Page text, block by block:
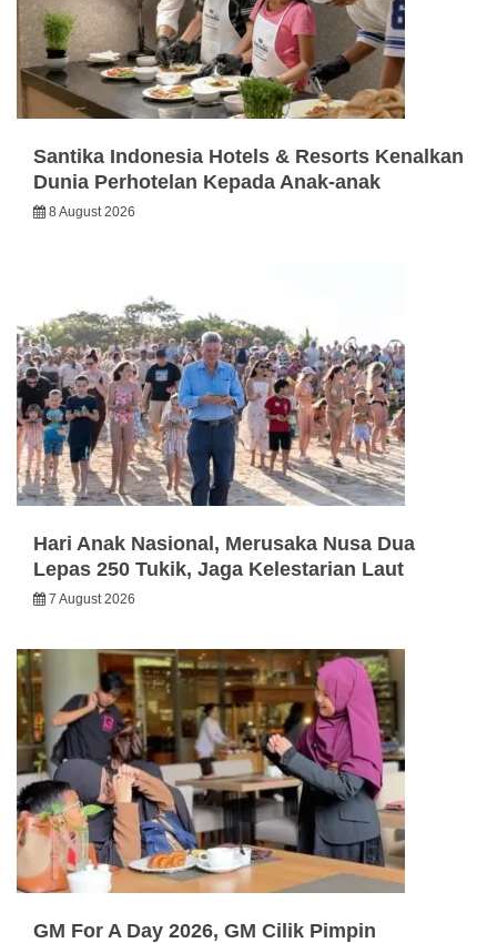
Santika Indonesia Hotels & Resorts Kenalkan
Dunia Perhotelan Kepada Anak-anak
8 August 2026
Hari Anak Nasional, Merusaka Nusa Dua
Lepas 250 Tukik, Jaga Kelestarian Laut
7 August 2026
GM For A Day 2026, GM Cilik Pimpin